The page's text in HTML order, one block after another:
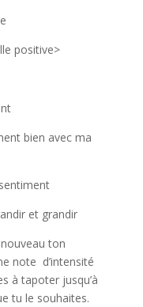
positive>
bien avec ma
et grandir
ton
note d’intensité
à tapoter jusqu’à
tu le souhaites.